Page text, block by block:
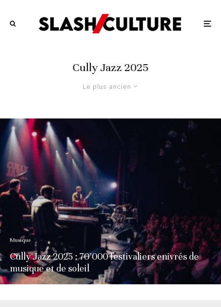
Cully Jazz 2025
Le plus ancien
Musique
Cully Jazz 2025 : 70’000 festivaliers enivrés de
musique et de soleil